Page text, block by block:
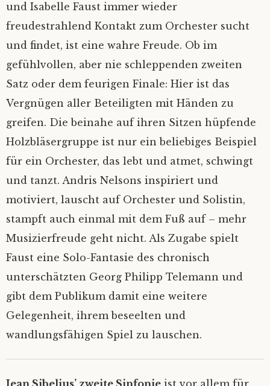
und Isabelle Faust immer wieder
freudestrahlend Kontakt zum Orchester sucht
und findet, ist eine wahre Freude. Ob im
gefühlvollen, aber nie schleppenden zweiten
Satz oder dem feurigen Finale: Hier ist das
Vergnügen aller Beteiligten mit Händen zu
greifen. Die beinahe auf ihren Sitzen hüpfende
Holzbläsergruppe ist nur ein beliebiges Beispiel
für ein Orchester, das lebt und atmet, schwingt
und tanzt. Andris Nelsons inspiriert und
motiviert, lauscht auf Orchester und Solistin,
stampft auch einmal mit dem Fuß auf – mehr
Musizierfreude geht nicht. Als Zugabe spielt
Faust eine Solo-Fantasie des chronisch
unterschätzten Georg Philipp Telemann und
gibt dem Publikum damit eine weitere
Gelegenheit, ihrem beseelten und
wandlungsfähigen Spiel zu lauschen.